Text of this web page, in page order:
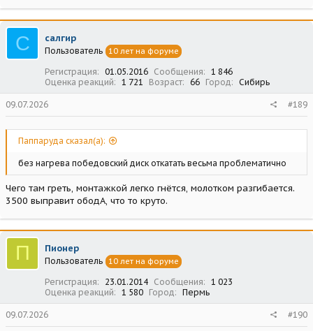
а
к
ц
и
и
С салгир
Пользователь 10 лет на форуме
Регистрация 01.05.2016 Сообщения
1 846
Оценка реакций
1 721 Возраст 66 Город Сибирь
09.07.2026 #189
Паппаруда сказал(а):
без нагрева победовский диск откатать весьма проблематично
Чего там греть, монтажкой легко гнётся, молотком разгибается.
3500 выправит ободА, что то круто.
П Пионер
Пользователь 10 лет на форуме
Регистрация 23.01.2014 Сообщения
1 023
Оценка реакций
1 580 Город Пермь
09.07.2026 #190